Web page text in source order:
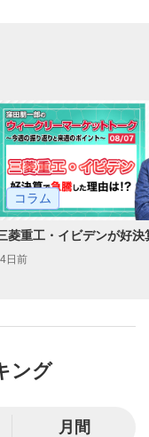
画を再生または
コラム
4日前
ング
月間